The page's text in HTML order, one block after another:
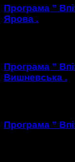
Програма ”
Ярова .
Програма ”
Вишневська .
Програма ”